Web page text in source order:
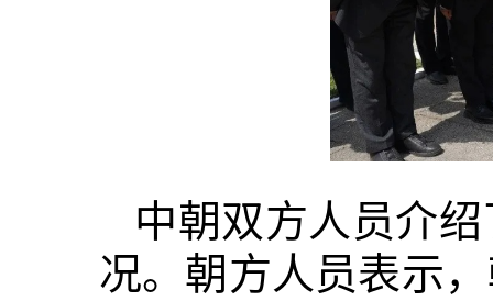
中朝双方人员介
况。朝方人员表示